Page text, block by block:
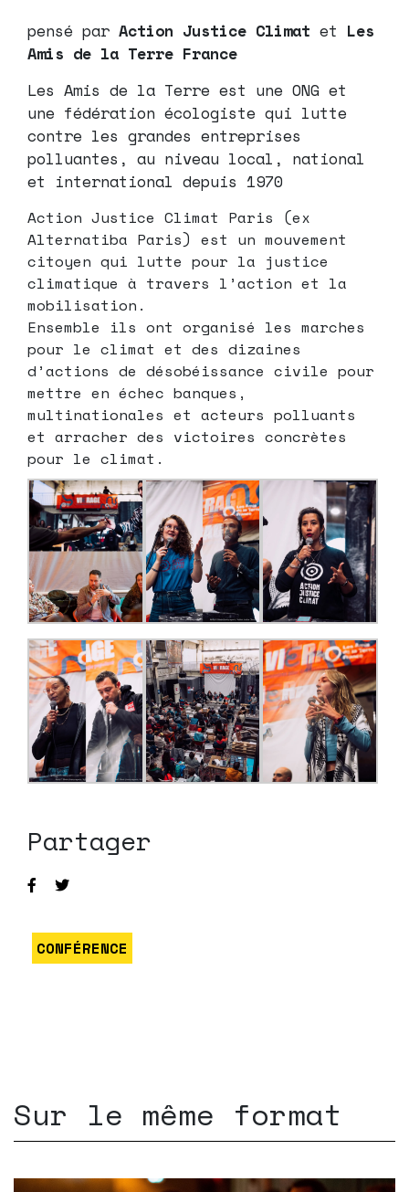
pensé par Action Justice Climat et Les
Amis de la Terre France
Les Amis de la Terre est une ONG et
une fédération écologiste qui lutte
contre les grandes entreprises
polluantes, au niveau local, national
et international depuis 1970
Action Justice Climat Paris (ex
Alternatiba Paris) est un mouvement
citoyen qui lutte pour la justice
climatique à travers l’action et la
mobilisation.
Ensemble ils ont organisé les marches
pour le climat et des dizaines
d’actions de désobéissance civile pour
mettre en échec banques,
multinationales et acteurs polluants
et arracher des victoires concrètes
pour le climat.
Partager
CONFÉRENCE
Sur le même format